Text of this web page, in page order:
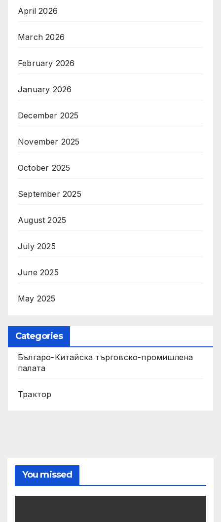
April 2026
March 2026
February 2026
January 2026
December 2025
November 2025
October 2025
September 2025
August 2025
July 2025
June 2025
May 2025
Categories
Българо-Китайска търговско-промишлена
палата
Трактор
You missed